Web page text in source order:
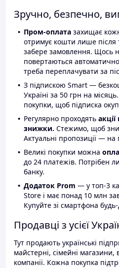
Зручно, безпечно,
Пром-оплата захищає
отримує кошти лише після
забере замовлення. Щось
повертаються
треба переплачувати за
З підпискою Smart —
Україні за 50 грн на
покупки, щоб підписка
Регулярно проходять
знижки. Стежимо, щоб
Актуальні пропозиції — на
Великі покупки можна
до 24 платежів. Потрібен
банку.
Додаток Prom — у топ-3
Store і має понад 10 млн
Купуйте зі смартфона
Продавці з усієї
Тут продають українські
майстерні, сімейні магазини,
компанії. Кожна покупка